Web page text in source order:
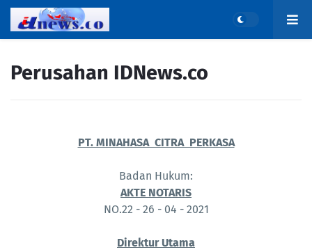
Perusahan IDNews.co
PT. MINAHASA CITRA PERKASA
Badan Hukum:
AKTE NOTARIS
NO.22 - 26 - 04 - 2021
Direktur Utama